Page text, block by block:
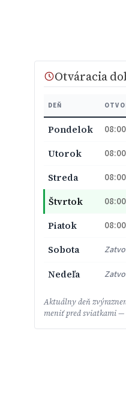
Otváracia
DEŇ
Pondelok
Utorok
Streda
Štvrtok
Piatok
Sobota
Nedeľa
Aktuálny deň
meniť pred sviatkami —